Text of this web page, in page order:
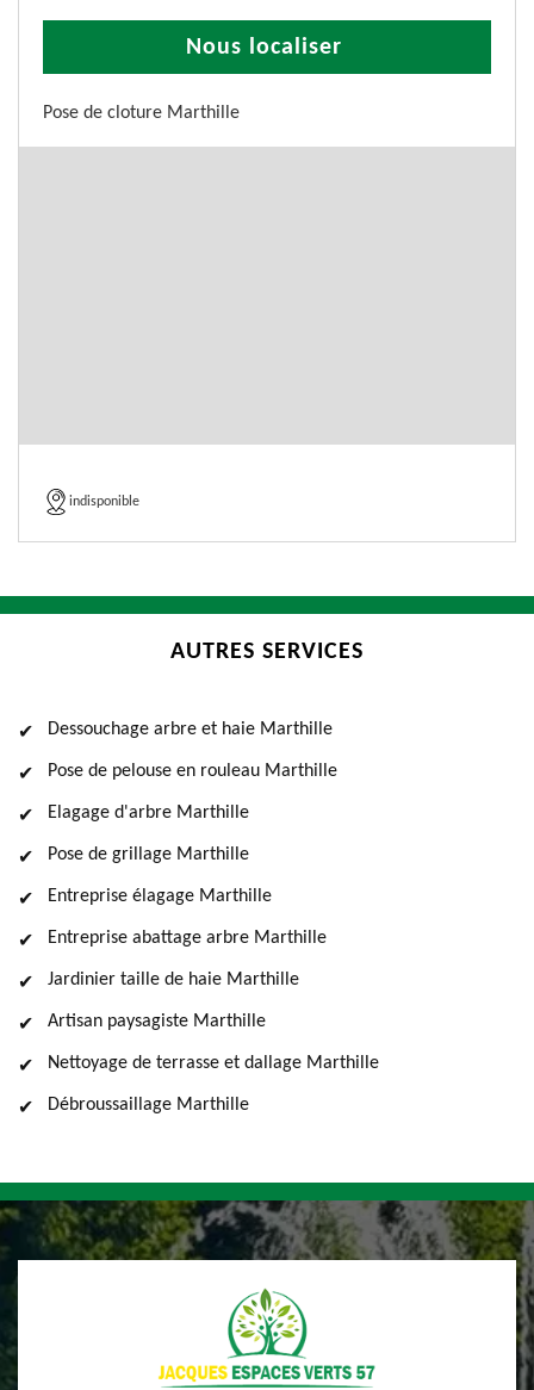
Nous localiser
Pose de cloture Marthille
indisponible
AUTRES SERVICES
Dessouchage arbre et haie Marthille
Pose de pelouse en rouleau Marthille
Elagage d'arbre Marthille
Pose de grillage Marthille
Entreprise élagage Marthille
Entreprise abattage arbre Marthille
Jardinier taille de haie Marthille
Artisan paysagiste Marthille
Nettoyage de terrasse et dallage Marthille
Débroussaillage Marthille